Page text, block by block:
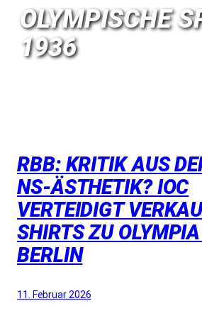
OLYMPISCHE
1936
RBB: KRITIK AUS
NS-ÄSTHETIK? IOC
VERTEIDIGT
SHIRTS ZU
BERLIN
11. Februar 2026